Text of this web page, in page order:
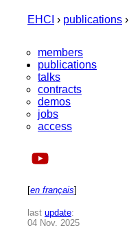
EHCI › publications ›
members
publications
talks
contracts
demos
jobs
access
[en français]
last update:
04 Nov. 2025